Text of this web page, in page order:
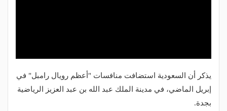
يذكر أن السعودية استضافت منافسات "أعظم رويال رامبل" في
إبريل الماضي، في مدينة الملك عبد الله بن عبد العزيز الرياضية
بجدة.